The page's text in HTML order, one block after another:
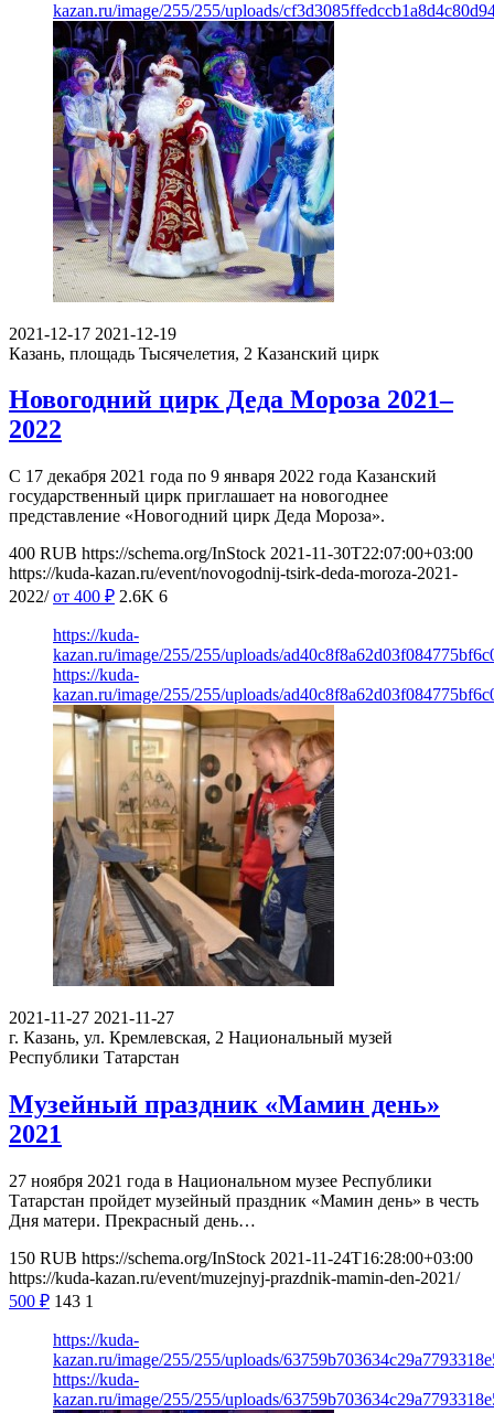
kazan.ru/image/255/255/uploads/
2021-12-17 2021-12-19
Казань, площадь Тысячелетия, 2 Казанский цирк
Новогодний цирк Деда Мороза 2021–
2022
С 17 декабря 2021 года по 9 января 2022 года Казанский
государственный цирк приглашает на новогоднее
представление «Новогодний цирк Деда Мороза».
400 RUB https://schema.org/InStock 2021-11-30T22:07:00+03:00
https://kuda-kazan.ru/event/novogodnij-tsirk-deda-moroza-2021-
2022/ от 400 ₽ 2.6K 6
https://kuda-
kazan.ru/image/255/255/uploads/
https://kuda-
kazan.ru/image/255/255/uploads/
2021-11-27 2021-11-27
г. Казань, ул. Кремлевская, 2 Национальный музей
Республики Татарстан
Музейный праздник «Мамин день»
2021
27 ноября 2021 года в Национальном музее Республики
Татарстан пройдет музейный праздник «Мамин день» в честь
Дня матери. Прекрасный день…
150 RUB https://schema.org/InStock 2021-11-24T16:28:00+03:00
https://kuda-kazan.ru/event/muzejnyj-prazdnik-mamin-den-2021/
500 ₽ 143 1
https://kuda-
kazan.ru/image/255/255/uploads/
https://kuda-
kazan.ru/image/255/255/uploads/